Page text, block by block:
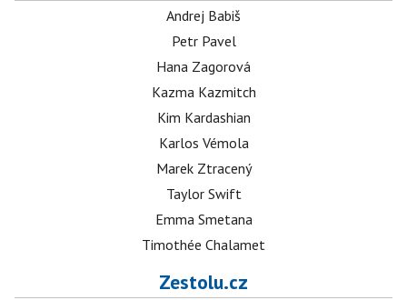
Andrej Babiš
Petr Pavel
Hana Zagorová
Kazma Kazmitch
Kim Kardashian
Karlos Vémola
Marek Ztracený
Taylor Swift
Emma Smetana
Timothée Chalamet
Zestolu.cz